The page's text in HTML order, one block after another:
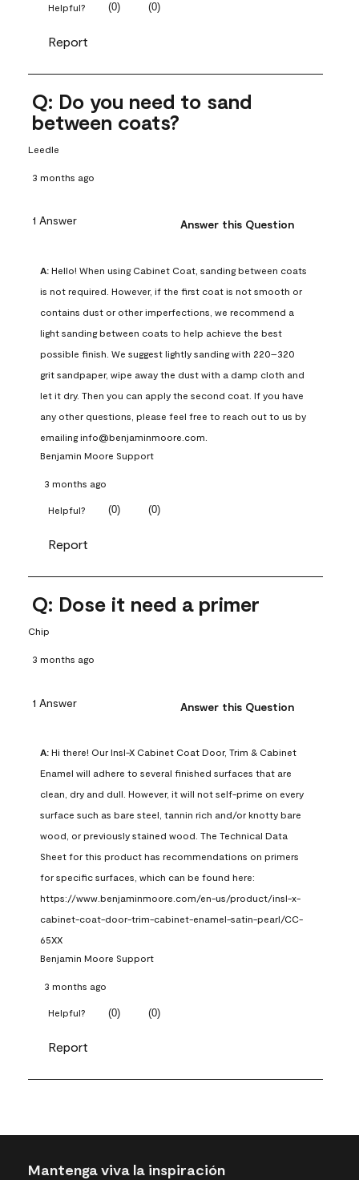
Helpful? (0) (0)
Report
Q: Do you need to sand
between coats?
Leedle
3 months ago
1 Answer Answer this Question
A: Hello! When using Cabinet Coat, sanding between coats
is not required. However, if the first coat is not smooth or
contains dust or other imperfections, we recommend a
light sanding between coats to help achieve the best
possible finish. We suggest lightly sanding with 220–320
grit sandpaper, wipe away the dust with a damp cloth and
let it dry. Then you can apply the second coat. If you have
any other questions, please feel free to reach out to us by
emailing info@benjaminmoore.com.
Benjamin Moore Support
3 months ago
Helpful? (0) (0)
Report
Q: Dose it need a primer
Chip
3 months ago
1 Answer Answer this Question
A: Hi there! Our Insl-X Cabinet Coat Door, Trim & Cabinet
Enamel will adhere to several finished surfaces that are
clean, dry and dull. However, it will not self-prime on every
surface such as bare steel, tannin rich and/or knotty bare
wood, or previously stained wood. The Technical Data
Sheet for this product has recommendations on primers
for specific surfaces, which can be found here:
https://www.benjaminmoore.com/en-us/product/insl-x-
cabinet-coat-door-trim-cabinet-enamel-satin-pearl/CC-
65XX
Benjamin Moore Support
3 months ago
Helpful? (0) (0)
Report
Mantenga viva la inspiración